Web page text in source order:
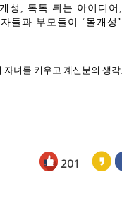
성 , 톡톡 튀는 아이디어 ,
들과 부모들이 ‘몰개성
자녀를 키우고 계신분의 생
201